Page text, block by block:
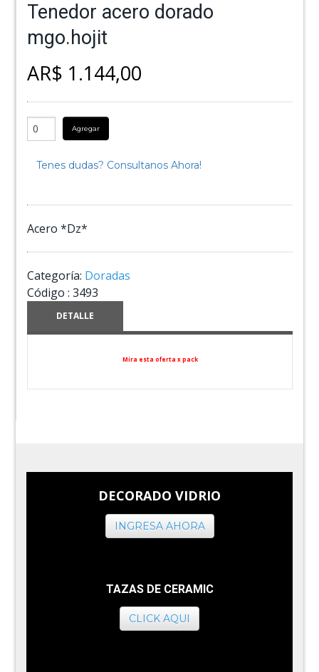
Tenedor acero dorado
mgo.hojit
AR$ 1.144,00
Agregar
Tenes dudas? Consultanos Ahora!
Acero *Dz*
Categoría: Doradas
Código : 3493
DETALLE
Mira esta oferta x pack
DECORADO VIDRIO
INGRESA AHORA
TAZAS DE CERAMIC
CLICK AQUI